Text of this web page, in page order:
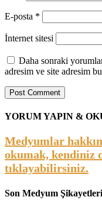
E-posta *
İnternet sitesi
Daha sonraki
adresim ve site adresim
YORUM YAPIN &
Medyumlar
okumak, kendiniz
tıklayabilirsiniz.
Son Medyum Şikayetleri